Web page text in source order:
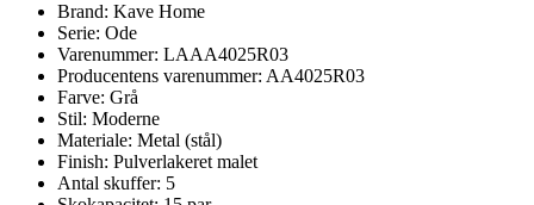
Brand: Kave Home
Serie: Ode
Varenummer: LAAA4025R03
Producentens varenummer: AA4025R03
Farve: Grå
Stil: Moderne
Materiale: Metal (stål)
Finish: Pulverlakeret malet
Antal skuffer: 5